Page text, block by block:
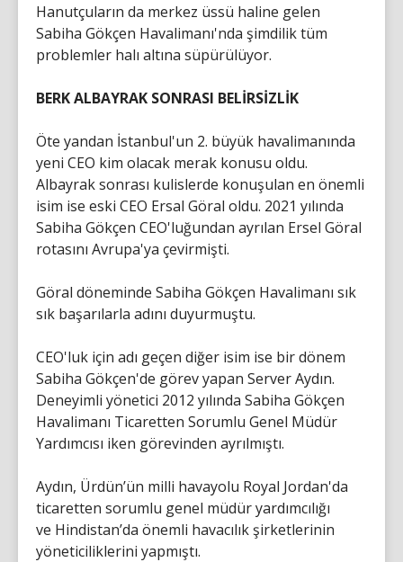
Hanutçuların da merkez üssü haline gelen
Sabiha Gökçen Havalimanı'nda şimdilik tüm
problemler halı altına süpürülüyor.
BERK ALBAYRAK SONRASI BELİRSİZLİK
Öte yandan İstanbul'un 2. büyük havalimanında
yeni CEO kim olacak merak konusu oldu.
Albayrak sonrası kulislerde konuşulan en önemli
isim ise eski CEO Ersal Göral oldu. 2021 yılında
Sabiha Gökçen CEO'luğundan ayrılan Ersel Göral
rotasını Avrupa'ya çevirmişti.
Göral döneminde Sabiha Gökçen Havalimanı sık
sık başarılarla adını duyurmuştu.
CEO'luk için adı geçen diğer isim ise bir dönem
Sabiha Gökçen'de görev yapan Server Aydın.
Deneyimli yönetici 2012 yılında Sabiha Gökçen
Havalimanı Ticaretten Sorumlu Genel Müdür
Yardımcısı iken görevinden ayrılmıştı.
Aydın, Ürdün’ün milli havayolu Royal Jordan'da
ticaretten sorumlu genel müdür yardımcılığı
ve Hindistan’da önemli havacılık şirketlerinin
yöneticiliklerini yapmıştı.